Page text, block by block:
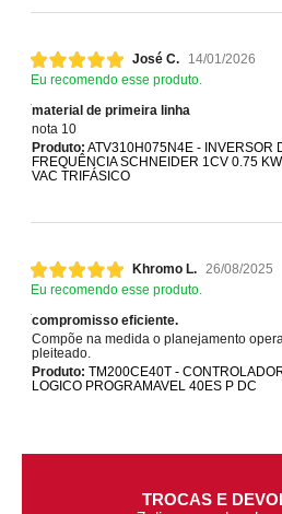
José C.
14/01/2026
Eu recomendo esse produto.
material de primeira linha
nota 10
Produto: ATV310H075N4E - INVERSOR
FREQUÊNCIA SCHNEIDER 1CV 0.75
VAC TRIFÁSICO
Khromo L. 26/08/2025
Eu recomendo esse produto.
compromisso eficiente.
Compõe na medida o planejamento
pleiteado.
Produto: TM200CE40T -
LOGICO PROGRAMAVEL 40ES P DC
TROCAS E